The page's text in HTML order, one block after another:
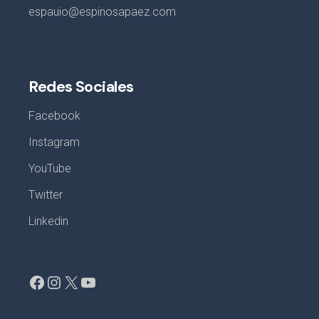
espauio@espinosapaez.com
Redes Sociales
Facebook
Instagram
YouTube
Twitter
Linkedin
Facebook
Instagram
X YouTube